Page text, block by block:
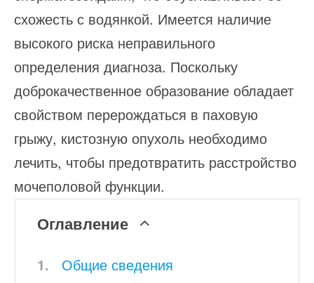
схожесть с водянкой. Имеется наличие
высокого риска неправильного
определения диагноза. Поскольку
доброкачественное образование обладает
свойством перерождаться в паховую
грыжу, кистозную опухоль необходимо
лечить, чтобы предотвратить расстройство
мочеполовой функции.
Оглавление
Общие сведения